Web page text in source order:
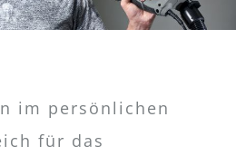
im persönlichen
für das